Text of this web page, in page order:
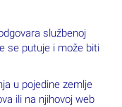
službenoj
se putuje i može biti
u pojedine zemlje
ili na njihovoj web